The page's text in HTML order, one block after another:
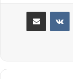
مشاركة عبر البريد